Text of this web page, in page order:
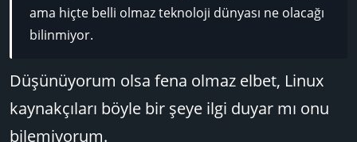
ama hiçte belli olmaz teknoloji dünyası ne olacağı
bilinmiyor.
Düşünüyorum olsa fena olmaz elbet, Linux
kaynakçıları böyle bir şeye ilgi duyar mı onu
bilemiyorum.